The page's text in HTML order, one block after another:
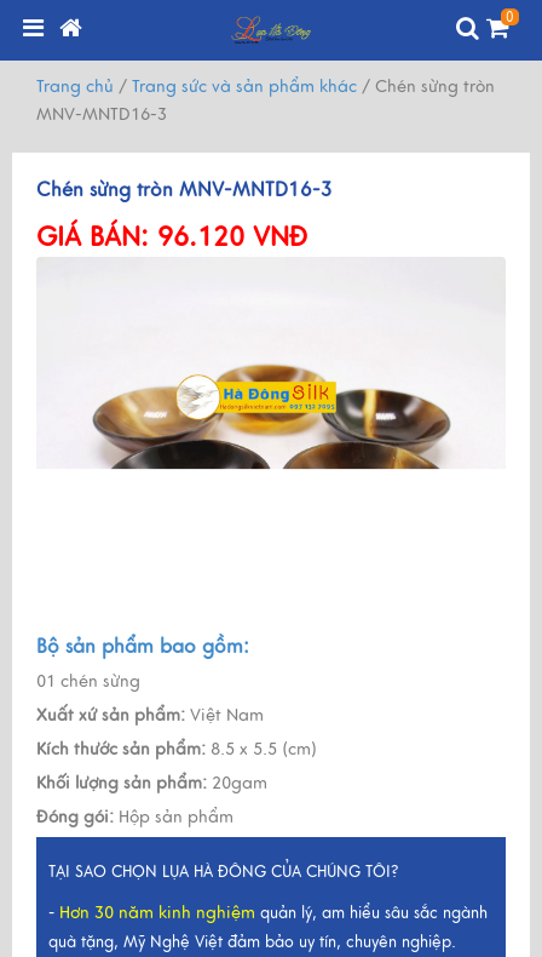
0
Trang chủ / Trang sức và sản phẩm khác / Chén sừng tròn
MNV-MNTD16-3
Chén sừng tròn MNV-MNTD16-3
GIÁ BÁN: 96.120 VNĐ
Bộ sản phẩm bao gồm:
01 chén sừng
Xuất xứ sản phẩm: Việt Nam
Kích thước sản phẩm: 8.5 x 5.5 (cm)
Khối lượng sản phẩm: 20gam
Đóng gói: Hộp sản phẩm
TẠI SAO CHỌN LỤA HÀ ĐÔNG CỦA CHÚNG TÔI?
- Hơn 30 năm kinh nghiệm quản lý, am hiểu sâu sắc ngành
quà tặng, Mỹ Nghệ Việt đảm bảo uy tín, chuyên nghiệp.